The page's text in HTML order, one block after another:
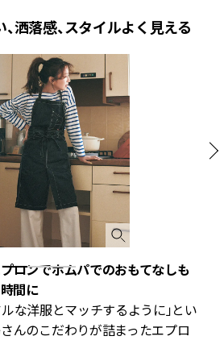
洒落感、スタイルよく見える
ロンでホムパでのおもてなしも
時間に
ルな洋服とマッチするように」とい
んのこだわりが詰まったエプロ